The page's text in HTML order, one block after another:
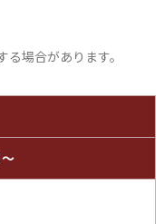
場合があります。